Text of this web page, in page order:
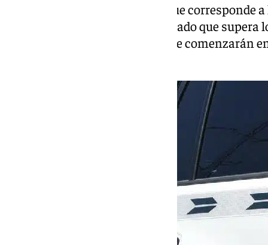
La segunda fase del proyecto, que
hospital, tiene un costo proyectado que supera
estima que las obras de esta fase comenzarán